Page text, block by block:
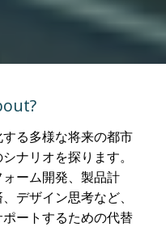
る多様な将来の都市
ナリオを探ります。
ーム開発、製品計
デザイン思考など、
ートするための代替